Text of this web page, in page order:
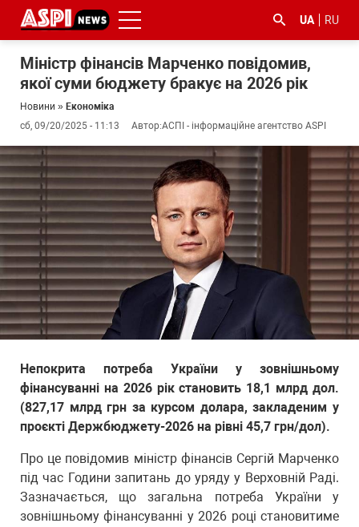
UA RU
Міністр фінансів Марченко повідомив,
якої суми бюджету бракує на 2026 рік
Новини » Економіка
сб, 09/20/2025 - 11:13
Автор:АСПІ - інформаційне агентство ASPI
Непокрита потреба України у зовнішньому
фінансуванні на 2026 рік становить 18,1 млрд дол.
(827,17 млрд грн за курсом долара, закладеним у
проєкті Держбюджету-2026 на рівні 45,7 грн/дол).
Про це повідомив міністр фінансів Сергій Марченко
під час Години запитань до уряду у Верховній Раді.
Зазначається, що загальна потреба України у
зовнішньому фінансуванні у 2026 році становитиме
#ООС
#боротьба
з
корупцією
#ДФС #Київ #коронавірус